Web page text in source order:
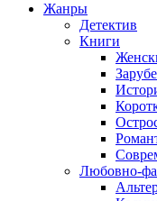
Жанры
Детектив
Книги
Любовно-